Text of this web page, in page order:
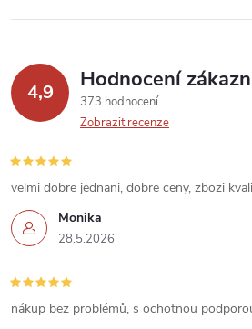
p
i
s
u
4,9 Hodnocení
373 hodnocení
Zobrazit recenze
Monika
28.5.2026
velmi dobre jednani, dobre ceny, zbozi
nákup bez problémů, s ochotnou